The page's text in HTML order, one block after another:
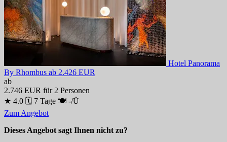
Hotel Panorama
By Rhombus ab 2.426 EUR
ab
2.746 EUR für 2 Personen
★ 4.0 🗓 7 Tage 🍽 -/Ü
Zum Angebot
Dieses Angebot sagt Ihnen nicht zu?